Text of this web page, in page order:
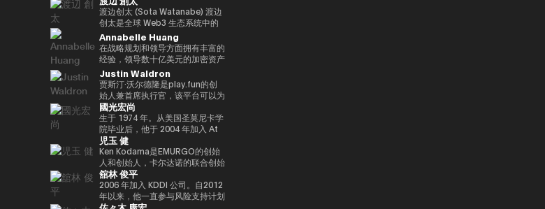
好的记录。 Terence Ng 拥有新加
坡南洋理工大学的商业研究学士学
位。他目前居住在新加坡，是区块
链和人工智能技术的狂热粉丝。
块链协会（JBA）的代表董事、一
般注册协会日本元界顾问、
ISO/TC307全国审议委员会代表
委员会成员和国防部意见领袖。
他们还以专家身份参加了2018年
七国集团就业创新部长级会议、
2019年G20/V20虚拟资产服务提
供商峰会以及由内阁秘书处主办的
公私数据利用促进基本计划执行委
员会等，并雄心勃勃地致力于
web3行业的发展。
同时与产品、安全、工程和营销等
各个部门密切合作。Nick 专注于
“将代码转化为现实世界的价值”，
正在将自托管钱包发展为下一代金
融基础设施方面发挥作用，并正在
塑造其未来。
他推动了国内加密资产ETF的形成
项目等。
不良投资领域超过17年。在摩根
大通和高盛等投资银行开始职业生
涯后，他加入了美国对冲基金戴维
森·肯普纳资本管理公司。之后，
他与他人共同创立了总部位于新加
坡的投资基金3D Investment
Partners。此外，在为数字资产提
供抵押管理和托管服务的
Copper，他曾担任亚太地区收入
经理（亚太区收入主管），并领导
了公司在亚太地区的业务增长。
席）、SBI Holdings的董事总经
理和Bitpoint Japan Co., Ltd的
代表董事。自2001年成立自己的
公司以来，我们已经开展了各种业
务。2016年，他创立了加密货币
交易所Bitpoint并成为其首席执行
官。2019年，他被世界经济论坛
选为全球青年领袖。
渡边创太 (Sota Watanabe) 渡边
创太是全球 Web3 生态系统中的
先驱力量，也是日本最具影响力的
科技企业家之一。作为 Startale
Group 的创始人兼 CEO，渡边致
力于构建去中心化互联网的基础设
施，其核心使命是“将世界带入链
上（bringing the world
onchain）”。 渡边因领导日本最
大的公共区块链 Astar Network
而声名鹊起，该网络已成为日本
Web3 基础设施的基石。渡边职业
生涯的一个重要里程碑是与索尼集
团合作，通过 Sony Block
Solutions Labs 共同开发了以太
坊二层（Layer-2）区块链——
Soneium。这一举措将日本的区
块链技术定位在消费娱乐、人工智
Annabelle Huang
在战略规划和领导方面拥有丰富的
经验，领导数十亿美元的加密资产
平台
Justin Waldron
贾斯汀·沃尔德隆是play.fun的创
始人兼首席执行官，该平台可以为
每款游戏提供即时的真实奖励。此
外，除了作为Playco的联合创始
人兼总裁外，我们还投资于有前途
的日本初创企业，这些初创公司有
望作为涩谷区政府发起的涩谷创业
支持计划的顾问以及X&KSK的合
作伙伴。 他还以天使投资者的身
份活跃，投资了60多家公司，尤
其以Zynga的联合创始人而闻名。
2021年，它被《商业内幕》选为
國光宏尚
生于 1974 年。从美国圣莫尼卡学
院毕业后，他于 2004 年加入 At
Movie Co., Ltd.同年，他就任导
演，负责制作电影和电视剧以及开
展新业务。龟尾株式会社成立于
2007年，担任总裁兼首席执行官
一职。他于2021年从公司退休，
成为金融家有限公司的代表董事兼
首席执行官，该公司于2019年与
児玉 健
Ken Kodama是EMURGO的创始
人和创始人，卡尔达诺的联合创始
人之一，也是世界领先的区块链平
台之一。凭借在加密货币和区块链
领域超过十年的经验，他通过深厚
的专业知识和长期愿景考虑了该行
舘林 俊平
2006 年加入 KDDI 公司。自2012
年以来，他一直参与风险支持计划
KDDI_Labo、风险投资基金和